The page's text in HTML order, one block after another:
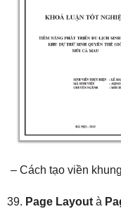
– Cách tạo viền
Page Layout à P